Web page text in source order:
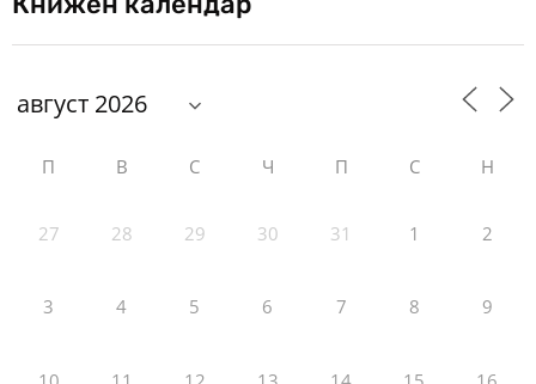
П В С Ч П С Н
27 28 29 30 31 1 2
3 4 5 6 7 8 9